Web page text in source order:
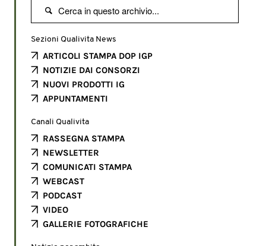

Sezioni Qualivita News
ARTICOLI STAMPA DOP IGP
NOTIZIE DAI CONSORZI
NUOVI PRODOTTI IG
APPUNTAMENTI
Canali Qualivita
RASSEGNA STAMPA
NEWSLETTER
COMUNICATI STAMPA
WEBCAST
PODCAST
VIDEO
GALLERIE FOTOGRAFICHE